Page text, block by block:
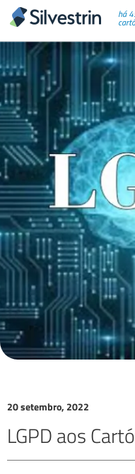
há
20 setembro, 2022
LGPD aos